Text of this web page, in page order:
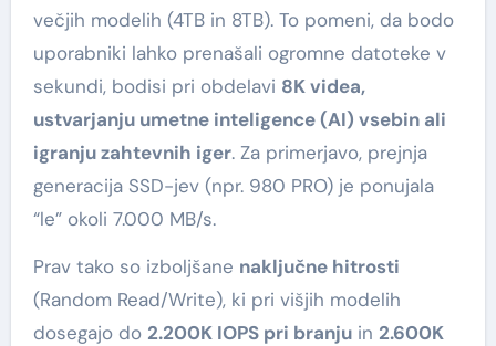
večjih modelih (4TB in 8TB). To pomeni, da bodo
uporabniki lahko prenašali ogromne datoteke v
sekundi, bodisi pri obdelavi 8K videa,
ustvarjanju umetne inteligence (AI) vsebin ali
igranju zahtevnih iger. Za primerjavo, prejnja
generacija SSD-jev (npr. 980 PRO) je ponujala
“le” okoli 7.000 MB/s.
Prav tako so izboljšane naključne hitrosti
(Random Read/Write), ki pri višjih modelih
dosegajo do 2.200K IOPS pri branjuin 2.600K